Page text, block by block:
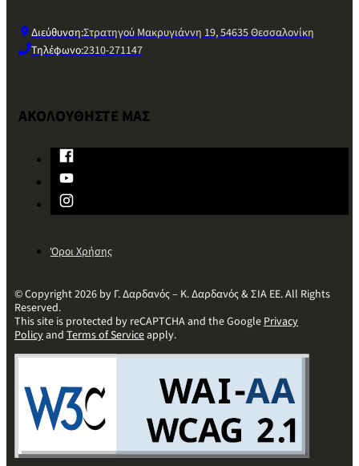
Διεύθυνση:Στρατηγού Μακρυγιάννη 19, 54635 Θεσσαλονίκη
Τηλέφωνο:2310-271147
ΑΚΟΛΟΥΘΗΣΤΕ ΜΑΣ
Όροι Χρήσης
© Copyright 2026 by Γ. Δαρδανός – Κ. Δαρδανός & ΣΙΑ ΕΕ. All Rights
Reserved.
This site is protected by reCAPTCHA and the GooglePrivacy
Policyand Terms of Serviceapply.